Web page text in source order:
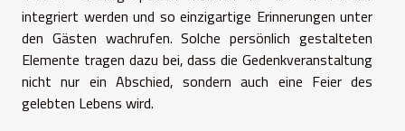
integriert werden und so einzigartige Erinnerungen unter
den Gästen wachrufen. Solche persönlich gestalteten
Elemente tragen dazu bei, dass die Gedenkveranstaltung
nicht nur ein Abschied, sondern auch eine Feier des
gelebten Lebens wird.